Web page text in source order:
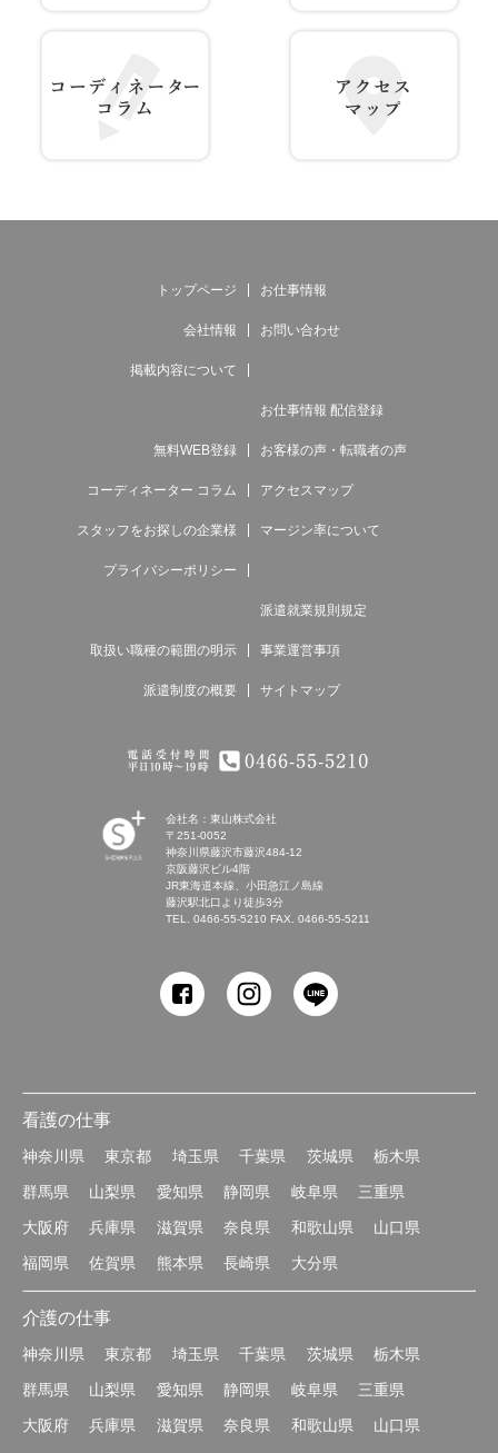
トップページ お仕事情報
会社情報 お問い合わせ
掲載内容について
お仕事情報 配信登録
無料WEB登録 お客様の声・転職者の声
コーディネーター コラム アクセスマップ
スタッフをお探しの企業様 マージン率について
プライバシーポリシー
派遣就業規則規定
取扱い職種の範囲の明示 事業運営事項
派遣制度の概要 サイトマップ
5210
会社名：東山株式会社
〒251-0052
神奈川県藤沢市藤沢484-12
京阪藤沢ビル4階
JR東海道本線、小田急江ノ島線
藤沢駅北口より徒歩3分
TEL. 0466-55-5210 FAX. 0466-55-5211
看護の仕事
神奈川県 東京都 埼玉県 千葉県 茨城県
栃木県
群馬県
山梨県 愛知県 静岡県 岐阜県
三重県
大阪府
兵庫県 滋賀県 奈良県 和歌山県
山口県
福岡県
佐賀県 熊本県 長崎県 大分県
介護の仕事
神奈川県 東京都 埼玉県 千葉県 茨城県
栃木県
群馬県
山梨県 愛知県 静岡県 岐阜県
三重県
大阪府
兵庫県 滋賀県 奈良県 和歌山県
山口県